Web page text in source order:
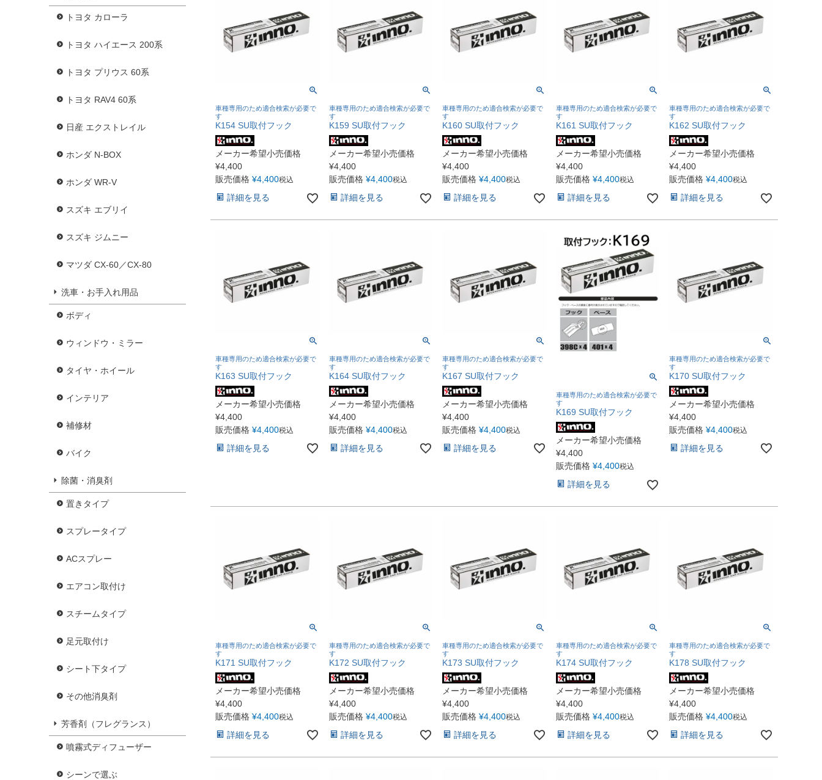
トヨタ カローラ
トヨタ ハイエース 200系
トヨタ プリウス 60系
トヨタ RAV4 60系
日産 エクストレイル
ホンダ N-BOX
ホンダ WR-V
スズキ エブリイ
スズキ ジムニー
マツダ CX-60／CX-80
洗車・お手入れ用品
ボディ
ウィンドウ・ミラー
タイヤ・ホイール
インテリア
補修材
バイク
除菌・消臭剤
置きタイプ
スプレータイプ
ACスプレー
エアコン取付け
スチームタイプ
足元取付け
シート下タイプ
その他消臭剤
芳香剤（フレグランス）
噴霧式ディフューザー
シーンで選ぶ
車種専用のため適合検索が必要で
す
K154 SU取付フック
メーカー希望小売価格
¥4,400
販売価格 ¥4,400税込
詳細を見る
車種専用のため適合検索が必要で
す
K159 SU取付フック
メーカー希望小売価格
¥4,400
販売価格 ¥4,400税込
詳細を見る
車種専用のため適合検索が必要で
す
K160 SU取付フック
メーカー希望小売価格
¥4,400
販売価格 ¥4,400税込
詳細を見る
車種専用のため適合検索が必要で
す
K161 SU取付フック
メーカー希望小売価格
¥4,400
販売価格 ¥4,400税込
詳細を見る
車種専用のため適合検索が必要で
す
K162 SU取付フック
メーカー希望小売価格
¥4,400
販売価格 ¥4,400税込
詳細を見る
車種専用のため適合検索が必要で
す
K163 SU取付フック
メーカー希望小売価格
¥4,400
販売価格 ¥4,400税込
詳細を見る
車種専用のため適合検索が必要で
す
K164 SU取付フック
メーカー希望小売価格
¥4,400
販売価格 ¥4,400税込
詳細を見る
車種専用のため適合検索が必要で
す
K167 SU取付フック
メーカー希望小売価格
¥4,400
販売価格 ¥4,400税込
詳細を見る
車種専用のため適合検索が必要で
す
K169 SU取付フック
メーカー希望小売価格
¥4,400
販売価格 ¥4,400税込
詳細を見る
車種専用のため適合検索が必要で
す
K170 SU取付フック
メーカー希望小売価格
¥4,400
販売価格 ¥4,400税込
詳細を見る
車種専用のため適合検索が必要で
す
K171 SU取付フック
メーカー希望小売価格
¥4,400
販売価格 ¥4,400税込
詳細を見る
車種専用のため適合検索が必要で
す
K172 SU取付フック
メーカー希望小売価格
¥4,400
販売価格 ¥4,400税込
詳細を見る
車種専用のため適合検索が必要で
す
K173 SU取付フック
メーカー希望小売価格
¥4,400
販売価格 ¥4,400税込
詳細を見る
車種専用のため適合検索が必要で
す
K174 SU取付フック
メーカー希望小売価格
¥4,400
販売価格 ¥4,400税込
詳細を見る
車種専用のため適合検索が必要で
す
K178 SU取付フック
メーカー希望小売価格
¥4,400
販売価格 ¥4,400税込
詳細を見る